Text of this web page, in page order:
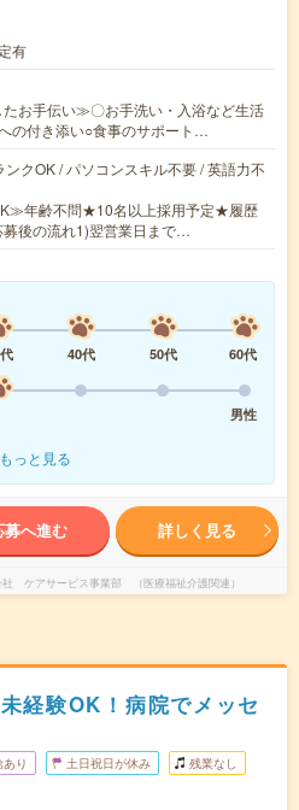
有
お手伝い≫〇お手洗い・入浴など生活
の付き添い○食事のサポート…
クOK / パソコンスキル不要 / 英語力不
年齢不問★10名以上採用予定★履歴
後の流れ1)翌営業日まで…
40代 50代
60代
男性
もっと見る
募へ進む 詳しく見る
社 ケアサービス事業部 （医療福祉介護関連）
験OK！病院でメッセ
り 土日祝日が休み 残業なし